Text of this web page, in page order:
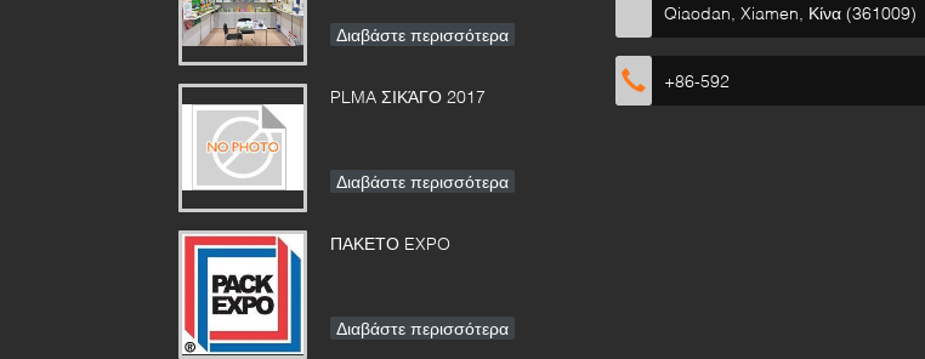
Διαβάστε περισσότερα
PLMA ΣΙΚΆΓΟ 2017
Διαβάστε περισσότερα
ΠΑΚΕΤΟ EXPO
Διαβάστε περισσότερα
Qiaodan, Xiamen, Κίνα (361009)
+86-592